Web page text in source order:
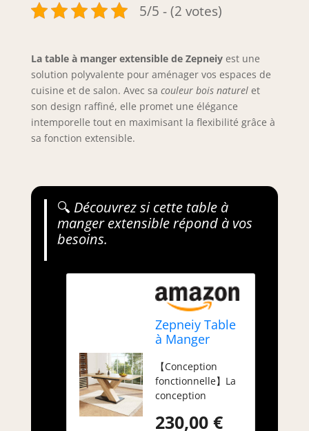
5/5 - (2 votes)
La table à manger extensible de Zepneiyest une
solution polyvalente pour aménager vos espaces de
cuisine et de salon. Avec sa couleur bois naturelet
son design raffiné, elle promet une élégance
intemporelle tout en maximisant la flexibilité grâce à
sa fonction extensible.
🔍 Découvrez si cette table à
manger extensible répond à vos
besoins.
Zepneiy Table
à Manger
(119-
158,5×80×75
cm), adaptée
Cuisine et de
【Conception
fonctionnelle】La
conception
polyvalence de la
230,00 €